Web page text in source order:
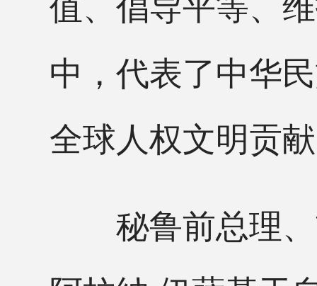
中，代表了中华
全球人权文明贡
秘鲁前总理、